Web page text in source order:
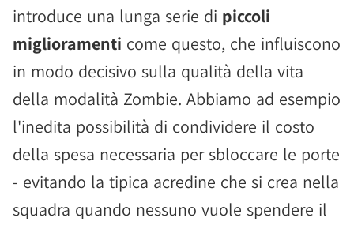
introduce una lunga serie di piccoli
miglioramenti come questo, che influiscono
in modo decisivo sulla qualità della vita
della modalità Zombie. Abbiamo ad esempio
l'inedita possibilità di condividere il costo
della spesa necessaria per sbloccare le porte
- evitando la tipica acredine che si crea nella
squadra quando nessuno vuole spendere il